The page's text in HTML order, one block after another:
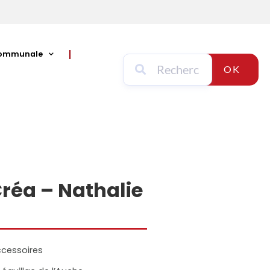
OK
– Nathalie